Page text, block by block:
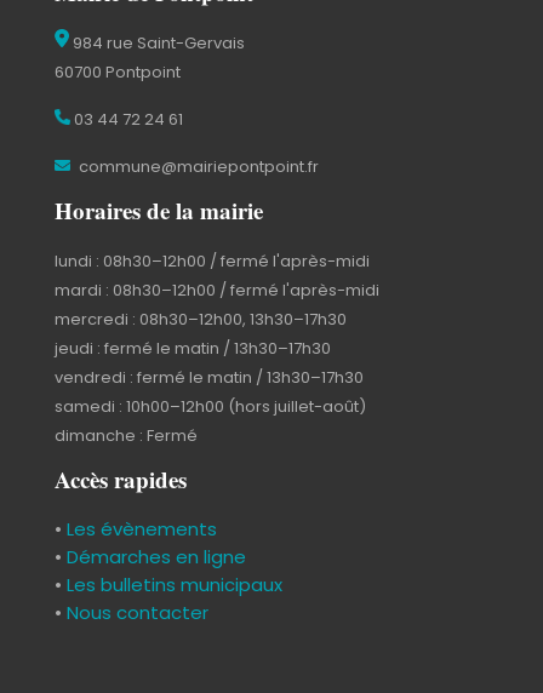
984 rue Saint-Gervais
60700 Pontpoint
03 44 72 24 61
commune@mairiepontpoint.fr
Horaires de la mairie
lundi : 08h30–12h00 / fermé l'après-midi
mardi : 08h30–12h00 / fermé l'après-midi
mercredi : 08h30–12h00, 13h30–17h30
jeudi : fermé le matin / 13h30–17h30
vendredi : fermé le matin / 13h30–17h30
samedi : 10h00–12h00 (hors juillet-août)
dimanche : Fermé
Accès rapides
• Les évènements
• Démarches en ligne
• Les bulletins municipaux
• Nous contacter